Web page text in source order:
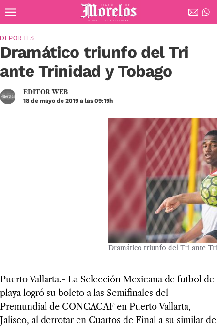
Diario de Morelos
Dramático triunfo del Tri
ante Trinidad y Tobago
DEPORTES
EDITOR WEB
18 de mayo de 2019 a las 09:19h
Dramático triunfo del Tri ante
Puerto Vallarta.- La Selección Mexicana de futbol de
playa logró su boleto a las Semifinales del
Premundial de CONCACAF en Puerto Vallarta,
Jalisco, al derrotar en Cuartos de Final a su similar de